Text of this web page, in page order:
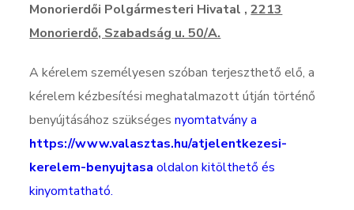
Monorierdői Polgármesteri Hivatal ,2213
Monorierdő, Szabadság u. 50/A.
A kérelem személyesen szóban terjeszthető elő, a
kérelem kézbesítési meghatalmazott útján történő
benyújtásához szükségesnyomtatvány a
https://www.valasztas.hu/atjelentkezesi-
kerelem-benyujtasaoldalon kitölthető és
kinyomtatható.